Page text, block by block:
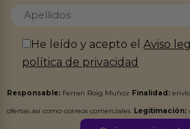
He leído y acepto elAviso
política de privacidad
Responsable: Ferran Roig Muñoz Finalidad:
ofertas así como correos comerciales. Legitimación: